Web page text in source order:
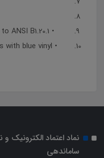
• FxF NPT Threaded ends to ANSI B1.20.1
with blue vinyl
نماد اعتماد الکترونیک و
ساماندهی